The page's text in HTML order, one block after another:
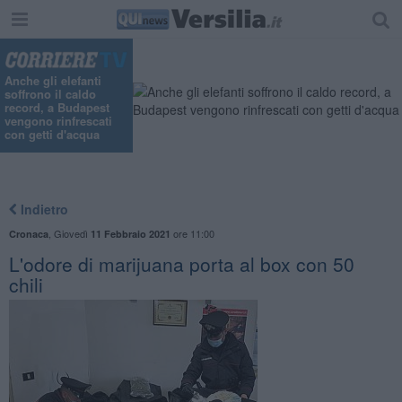
Anche gli elefanti
soffrono il caldo
record, a Budapest
vengono rinfrescati
con getti d'acqua
Indietro
Cronaca Giovedì 11 Febbraio 2021 ore 11:00
L'odore di marijuana porta al box con 50
chili